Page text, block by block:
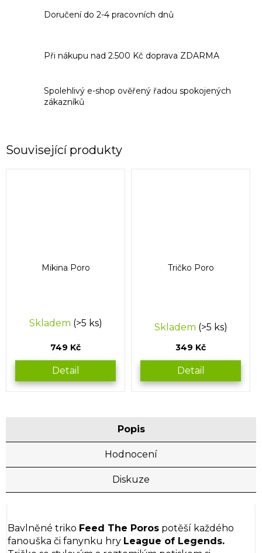
Doručení do 2-4 pracovních dnů
Při nákupu nad 2.500 Kč doprava ZDARMA
Spolehlivý e-shop ověřený řadou spokojených
zákazníků
Související produkty
Mikina Poro
Skladem (>5 ks)
749 Kč
Detail
Tričko Poro
hodnocení
5,0
Skladem (>5 ks)
349 Kč
Detail
Popis
Hodnocení
Diskuze
Bavlněné triko Feed The Poros potěší každého
fanouška či fanynku hry League of Legends.